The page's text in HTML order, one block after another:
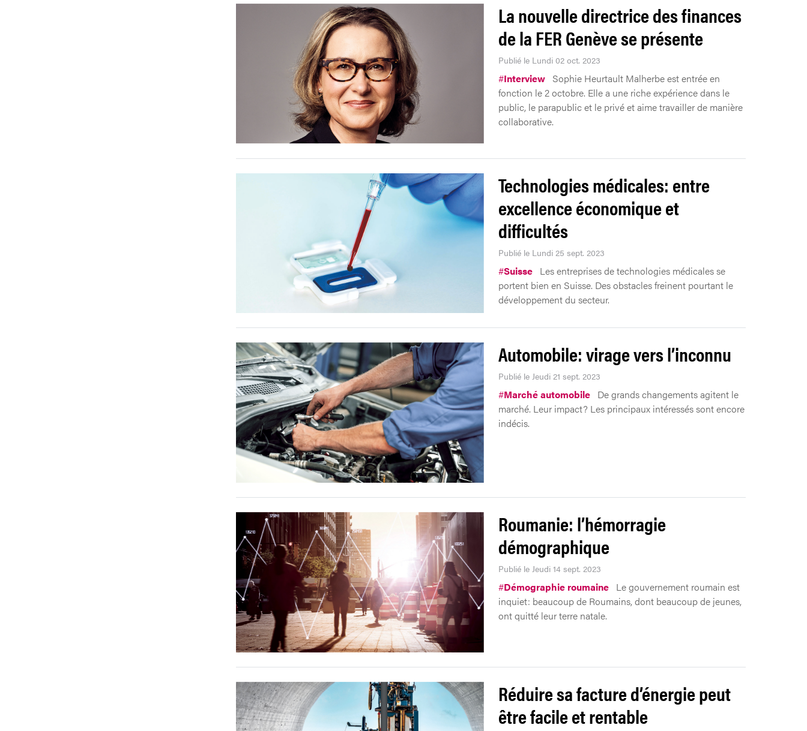
La nouvelle directrice des finances
de la FER Genève se présente
Publié le Lundi 02 oct. 2023
#Interview Sophie Heurtault Malherbe est entrée en
fonction le 2 octobre. Elle a une riche expérience dans le
public, le parapublic et le privé et aime travailler de manière
collaborative.
Technologies médicales: entre
excellence économique et
difficultés
Publié le Lundi 25 sept. 2023
#Suisse Les entreprises de technologies médicales se
portent bien en Suisse. Des obstacles freinent pourtant le
développement du secteur.
Automobile: virage vers l’inconnu
Publié le Jeudi 21 sept. 2023
#Marché automobile De grands changements agitent le
marché. Leur impact? Les principaux intéressés sont encore
indécis.
Roumanie: l’hémorragie
démographique
Publié le Jeudi 14 sept. 2023
#Démographie roumaine Le gouvernement roumain est
inquiet: beaucoup de Roumains, dont beaucoup de jeunes,
ont quitté leur terre natale.
Réduire sa facture d’énergie peut
être facile et rentable